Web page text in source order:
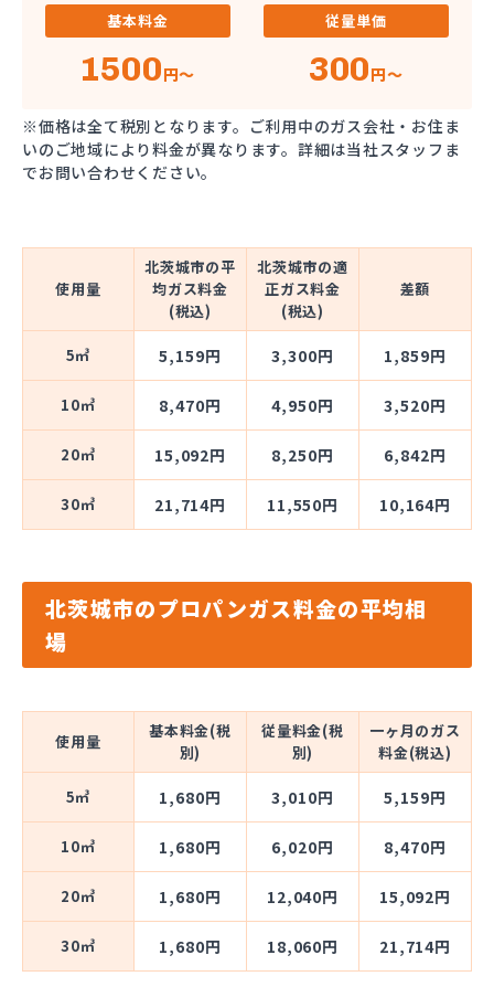
基本料金
1500円～
従量単価
300円～
※価格は全て税別となります。ご利用中のガス会社・お住ま
いのご地域により料金が異なります。詳細は当社スタッフま
でお問い合わせください。
使用量
北茨城市の平
均ガス料金
(税込)
北茨城市の適
正ガス料金
(税込)
差額
5㎥ 5,159円 3,300円 1,859円
10㎥ 8,470円 4,950円 3,520円
20㎥ 15,092円 8,250円 6,842円
30㎥ 21,714円 11,550円 10,164円
北茨城市のプロパンガス料金の平均相
場
使用量
基本料金(税
別)
従量料金(税
別)
一ヶ月のガス
料金(税込)
5㎥ 1,680円 3,010円 5,159円
10㎥ 1,680円 6,020円 8,470円
20㎥ 1,680円 12,040円 15,092円
30㎥ 1,680円 18,060円 21,714円